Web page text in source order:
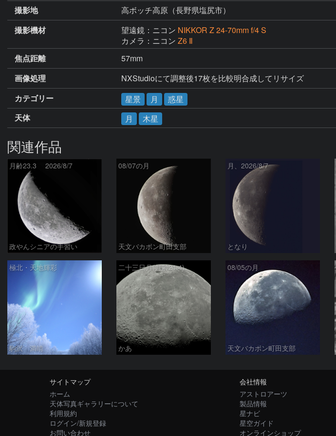
撮影地
高ボッチ高原（長野県塩尻市）
撮影機材
望遠鏡：ニコン NIKKOR Z 24-70mm f/4 S
カメラ：ニコン Z6 Ⅱ
焦点距離
57mm
画像処理
カテゴリー
星景 月
惑星
天体
月 木星
関連作品
月齢23.3 2026/8/7
政やんシニアの手習い
08/07の月
天文バカボン町田支部
月、2026/8/7
となり
極北・天地輝彩
駒沢 満晴
二十三日月(月齢21.4)
かあ
08/05の月
天文バカボン町田支部
サイトマップ
ホーム
天体写真ギャラリーについて
利用規約
ログイン/新規登録
お問い合わせ
会社情報
アストロアーツ
製品情報
星ナビ
星空ガイド
オンラインショップ